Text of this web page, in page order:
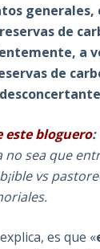
generales,
de
a
de
este bloguero:
no sea que
vs
es que «